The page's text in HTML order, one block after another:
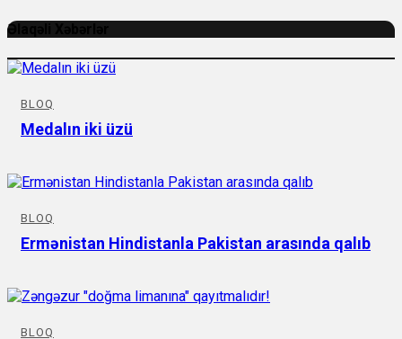
Əlaqəli Xəbərlər
BLOQ
Medalın iki üzü
BLOQ
Ermənistan Hindistanla Pakistan arasında qalıb
BLOQ